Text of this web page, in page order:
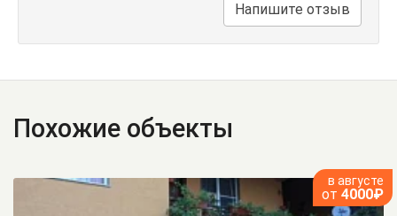
Напишите отзыв
Похожие объекты
в августе
от 4000₽